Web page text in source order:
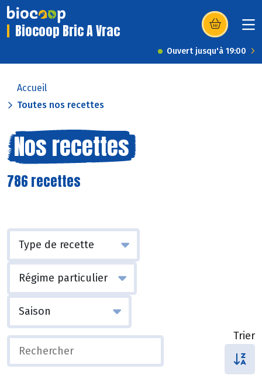
Biocoop Bric A Vrac (s’ouvre dans
Ouvert jusqu'à 19:00
Accueil
Toutes nos recettes
Nos recettes
786 recettes
Trier